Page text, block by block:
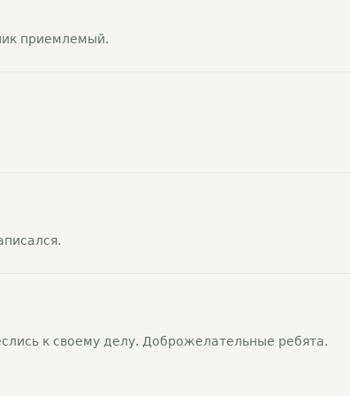
приемлемый.
к своему делу. Доброжелательные ребята.